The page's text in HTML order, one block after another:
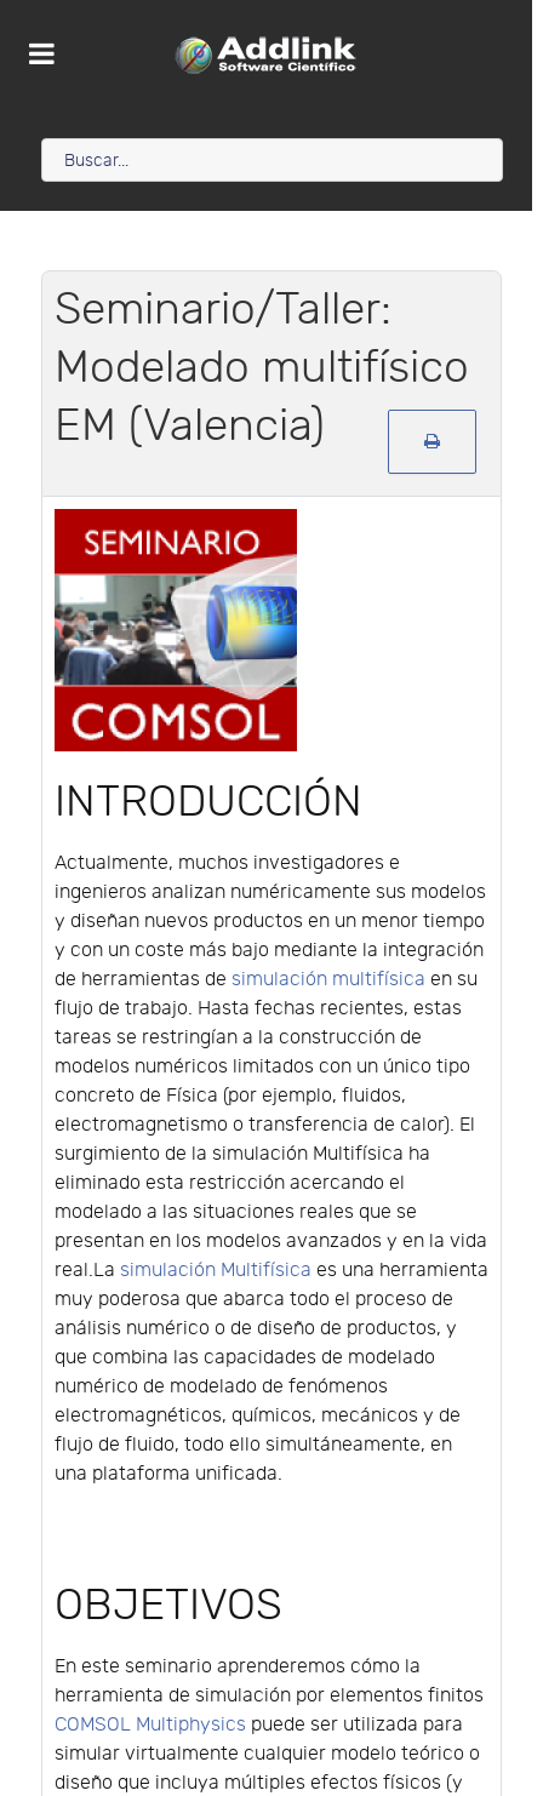
Seminario/Taller:
Modelado multifísico
EM (Valencia)
INTRODUCCIÓN
Actualmente, muchos investigadores e
ingenieros analizan numéricamente sus modelos
y diseñan nuevos productos en un menor tiempo
y con un coste más bajo mediante la integración
de herramientas de simulación multifísica en su
flujo de trabajo. Hasta fechas recientes, estas
tareas se restringían a la construcción de
modelos numéricos limitados con un único tipo
concreto de Física (por ejemplo, fluidos,
electromagnetismo o transferencia de calor). El
surgimiento de la simulación Multifísica ha
eliminado esta restricción acercando el
modelado a las situaciones reales que se
presentan en los modelos avanzados y en la vida
real.La simulación Multifísica es una herramienta
muy poderosa que abarca todo el proceso de
análisis numérico o de diseño de productos, y
que combina las capacidades de modelado
numérico de modelado de fenómenos
electromagnéticos, químicos, mecánicos y de
flujo de fluido, todo ello simultáneamente, en
una plataforma unificada.
OBJETIVOS
En este seminario aprenderemos cómo la
herramienta de simulación por elementos finitos
COMSOL Multiphysics puede ser utilizada para
simular virtualmente cualquier modelo teórico o
diseño que incluya múltiples efectos físicos (y